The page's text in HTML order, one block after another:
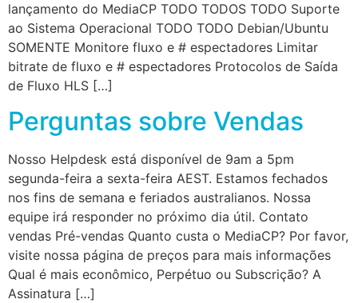
lançamento do MediaCP TODO TODOS TODO Suporte
ao Sistema Operacional TODO TODO Debian/Ubuntu
SOMENTE Monitore fluxo e # espectadores Limitar
bitrate de fluxo e # espectadores Protocolos de Saída
de Fluxo HLS […]
Perguntas sobre Vendas
Nosso Helpdesk está disponível de 9am a 5pm
segunda-feira a sexta-feira AEST. Estamos fechados
nos fins de semana e feriados australianos. Nossa
equipe irá responder no próximo dia útil. Contato
vendas Pré-vendas Quanto custa o MediaCP? Por favor,
visite nossa página de preços para mais informações
Qual é mais econômico, Perpétuo ou Subscrição? A
Assinatura […]